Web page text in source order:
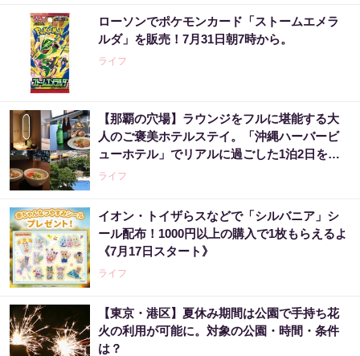
ローソンでポケモンカード「ストームエメラ
ルダ」を販売！7月31日朝7時から。
ライフ
【那覇の穴場】ラウンジをフルに堪能する大
人のご褒美ホテルステイ。「沖縄ハーバービ
ューホテル」でリアルに過ごした1泊2日をレ
ビュー。
ライフ
イオン・トイザらスなどで「シルバニア」シ
ール配布！1000円以上の購入で1枚もらえるよ
《7月17日スタート》
ライフ
【東京・港区】夏休み期間は公園で手持ち花
火の利用が可能に。対象の公園・時間・条件
は？